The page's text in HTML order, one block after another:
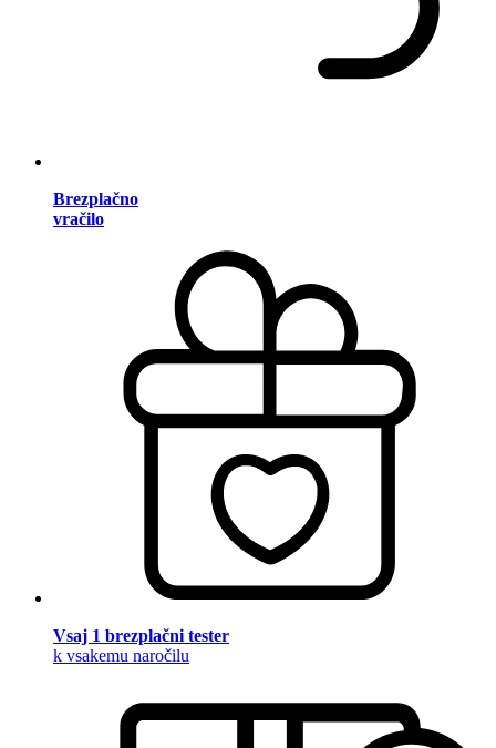
Brezplačno
vračilo
Vsaj 1 brezplačni tester
k vsakemu naročilu